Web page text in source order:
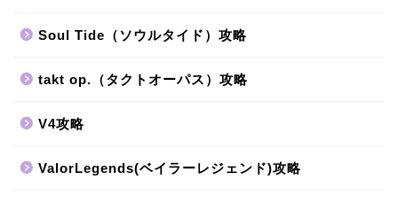
Soul Tide（ソウルタイド）攻略
takt op.（タクトオーパス）攻略
V4攻略
ValorLegends(ベイラーレジェンド)攻略